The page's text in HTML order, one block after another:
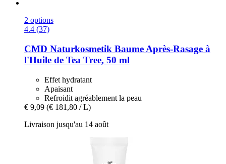
2 options
4.4 (37)
CMD Naturkosmetik Baume Après-​Rasage à
l'Huile de Tea Tree, 50 ml
Effet hydratant
Apaisant
Refroidit agréablement la peau
€ 9,09 (€ 181,80 / L)
Livraison jusqu'au 14 août